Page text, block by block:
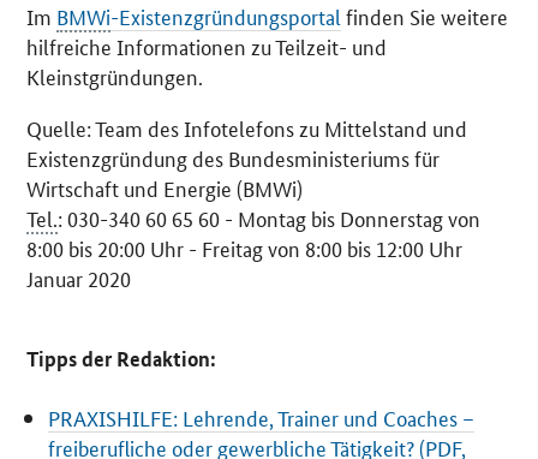
Im BMWi-Existenzgründungsportal finden Sie weitere
hilfreiche Informationen zu Teilzeit- und
Kleinstgründungen.
Quelle: Team des Infotelefons zu Mittelstand und
Existenzgründung des Bundesministeriums für
Wirtschaft und Energie (BMWi)
Tel.: 030-340 60 65 60 - Montag bis Donnerstag von
8:00 bis 20:00 Uhr - Freitag von 8:00 bis 12:00 Uhr
Januar 2020
Tipps der Redaktion:
PRAXISHILFE: Lehrende, Trainer und Coaches –
freiberufliche oder gewerbliche Tätigkeit? (PDF,